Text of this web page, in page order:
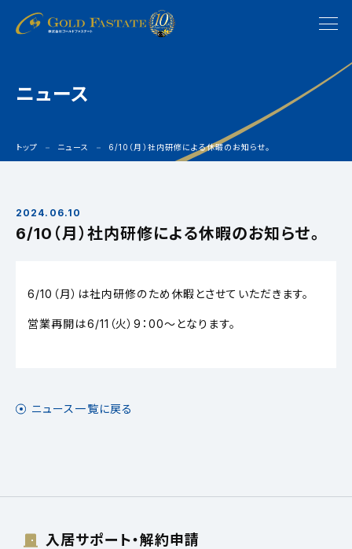
ニュース
トップ ニュース 6/10（月）社内研修による休暇のお知らせ。
2024.06.10
6/10（月）社内研修による休暇のお知らせ。
6/10（月）は社内研修のため休暇とさせていただきます。
営業再開は6/11（火）9：00～となります。
ニュース一覧に戻る
入居サポート・解約申請